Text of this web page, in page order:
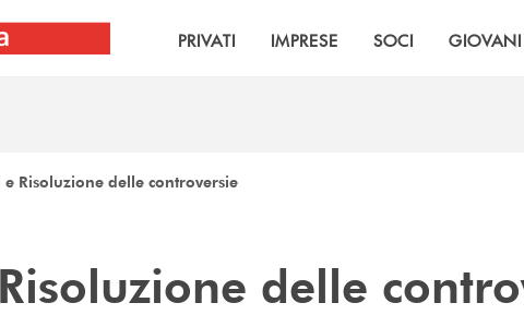
PRIVATI IMPRESE SOCI GIOVANI
e Risoluzione delle controversie
delle